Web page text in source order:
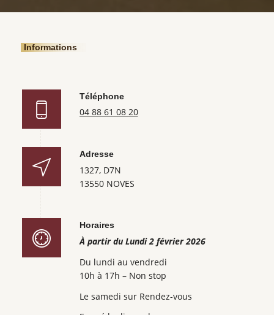
Informations
Téléphone
04 88 61 08 20
Adresse
1327, D7N
13550 NOVES
Horaires
À partir du Lundi 2 février 2026
Du lundi au vendredi
10h à 17h – Non stop
Le samedi sur Rendez-vous